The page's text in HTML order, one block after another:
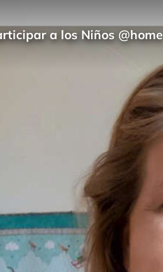
a los Niños @home